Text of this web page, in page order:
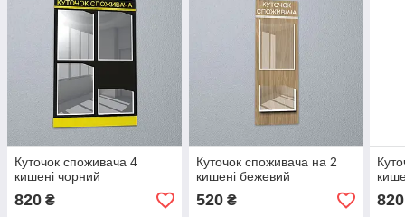
Куточок споживача 4
кишені чорний
820 ₴
Куточок споживача на 2
кишені бежевий
520₴ 820